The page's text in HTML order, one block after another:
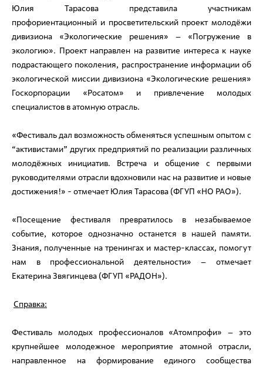
Юлия Тарасова представила участникам
профориентационный и просветительский проект молодёжи
дивизиона «Экологические решения» – «Погружение в
экологию». Проект направлен на развитие интереса к науке
подрастающего поколения, распространение информации об
экологической миссии дивизиона «Экологические решения»
Госкорпорации «Росатом» и привлечение молодых
специалистов в атомную отрасль.
«Фестиваль дал возможность обменяться успешным опытом с
“активистами” других предприятий по реализации различных
молодёжных инициатив. Встреча и общение с первыми
руководителями отрасли вдохновили нас на развитие и новые
достижения!» - отмечает Юлия Тарасова (ФГУП «НО РАО»).
«Посещение фестиваля превратилось в незабываемое
событие, которое однозначно останется в нашей памяти.
Знания, полученные на тренингах и мастер-классах, помогут
нам в профессиональной деятельности» – отмечает
Екатерина Звягинцева (ФГУП «РАДОН»).
Справка:
Фестиваль молодых профессионалов «Атомпрофи» – это
крупнейшее молодежное мероприятие атомной отрасли,
направленное на формирование единого сообщества